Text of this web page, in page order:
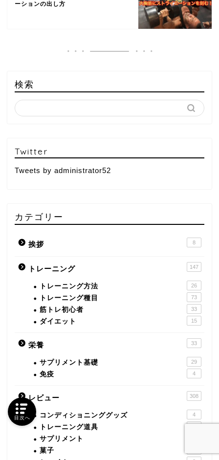
ーションの出し方
検索
Twitter
Tweets by administrator52
カテゴリー
挨拶 8
トレーニング 147
トレーニング方法 26
トレーニング種目 73
筋トレ初心者 33
ダイエット 15
栄養 33
サプリメント基礎 29
免疫 4
レビュー 308
コンディショニンググッズ 4
トレーニング道具
サプリメント
菓子
目次へ